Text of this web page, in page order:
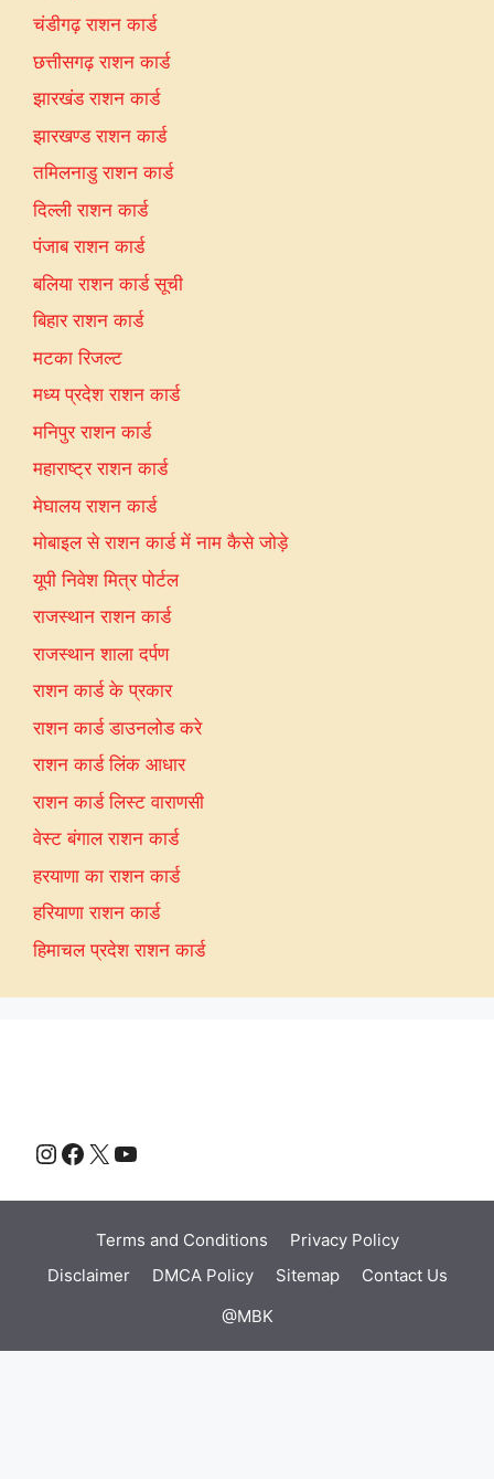
चंडीगढ़ राशन कार्ड
छत्तीसगढ़ राशन कार्ड
झारखंड राशन कार्ड
झारखण्ड राशन कार्ड
तमिलनाडु राशन कार्ड
दिल्ली राशन कार्ड
पंजाब राशन कार्ड
बलिया राशन कार्ड सूची
बिहार राशन कार्ड
मटका रिजल्ट
मध्य प्रदेश राशन कार्ड
मनिपुर राशन कार्ड
महाराष्ट्र राशन कार्ड
मेघालय राशन कार्ड
मोबाइल से राशन कार्ड में नाम कैसे जोड़े
यूपी निवेश मित्र पोर्टल
राजस्थान राशन कार्ड
राजस्थान शाला दर्पण
राशन कार्ड के प्रकार
राशन कार्ड डाउनलोड करे
राशन कार्ड लिंक आधार
राशन कार्ड लिस्ट वाराणसी
वेस्ट बंगाल राशन कार्ड
हरयाणा का राशन कार्ड
हरियाणा राशन कार्ड
हिमाचल प्रदेश राशन कार्ड
Instagram
Facebook
X YouTube
Terms and Conditions
Privacy Policy
Disclaimer
DMCA Policy Sitemap
Contact Us
@MBK